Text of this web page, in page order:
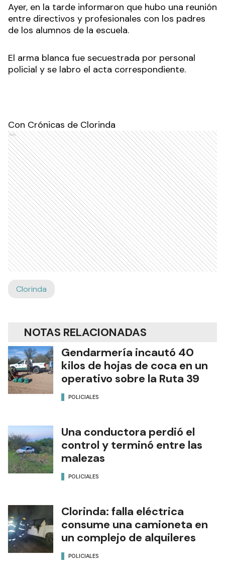
Ayer, en la tarde informaron que hubo una reunión
entre directivos y profesionales con los padres
de los alumnos de la escuela.
El arma blanca fue secuestrada por personal
policial y se labro el acta correspondiente.
Con Crónicas de Clorinda
Ads
Clorinda
NOTAS RELACIONADAS
Gendarmería incautó 40
kilos de hojas de coca en un
operativo sobre la Ruta 39
POLICIALES
Una conductora perdió el
control y terminó entre las
malezas
POLICIALES
Clorinda: falla eléctrica
consume una camioneta en
un complejo de alquileres
POLICIALES